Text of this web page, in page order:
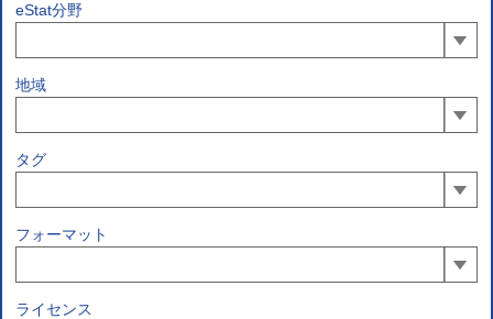
eStat分野
地域
タグ
フォーマット
ライセンス